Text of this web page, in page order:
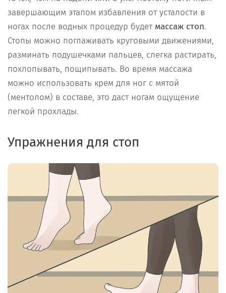
завершающим этапом избавления от усталости в
ногах после водных процедур будет массаж стоп.
Стопы можно поглаживать круговыми движениями,
разминать подушечками пальцев, слегка растирать,
похлопывать, пощипывать. Во время массажа
можно использовать крем для ног с мятой
(ментолом) в составе, это даст ногам ощущение
легкой прохлады.
Упражнения для стоп